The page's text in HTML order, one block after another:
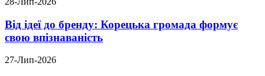
Від ідеї до бренду: Корецька громада формує
свою впізнаваність
27-Лип-2026